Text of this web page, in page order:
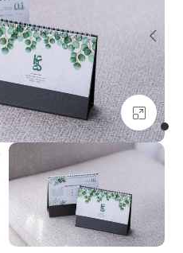
بزرگنمایی تصویر